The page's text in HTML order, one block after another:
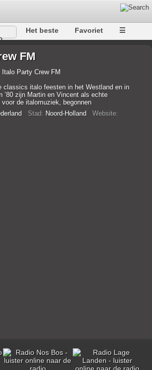
Het beste Favoriet ☰
FM
Italo Party Crew FM
classics italo feesten in het Westland en in
’80 zijn Martin en Vincent als echte
de italomuziek, begonnen
Stad: Noord-Holland Website: